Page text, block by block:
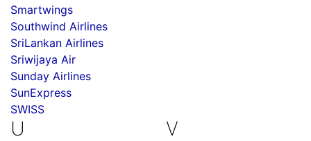
Smartwings
Southwind Airlines
SriLankan Airlines
Sriwijaya Air
Sunday Airlines
SunExpress
SWISS
U V